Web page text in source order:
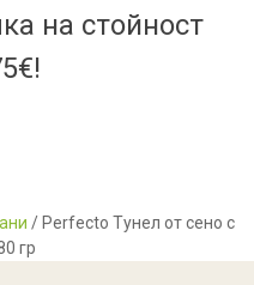
на стойност
/ Perfecto Тунел от сено с
гр